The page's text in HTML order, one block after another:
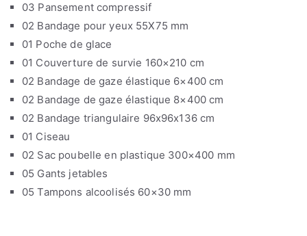
03 Pansement compressif
02 Bandage pour yeux 55X75 mm
01 Poche de glace
01 Couverture de survie 160×210 cm
02 Bandage de gaze élastique 6×400 cm
02 Bandage de gaze élastique 8×400 cm
02 Bandage triangulaire 96x96x136 cm
01 Ciseau
02 Sac poubelle en plastique 300×400 mm
05 Gants jetables
05 Tampons alcoolisés 60×30 mm